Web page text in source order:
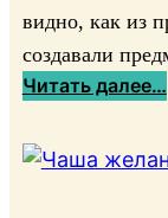
с
ы
х
видно, как из
создавали
Читать далее…